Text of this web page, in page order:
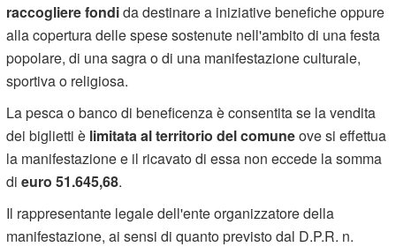
raccogliere fondida destinare a iniziative benefiche oppure
alla copertura delle spese sostenute nell'ambito di una festa
popolare, di una sagra o di una manifestazione culturale,
sportiva o religiosa.
La pesca o banco di beneficenza è consentita se la vendita
dei biglietti è limitata al territorio del comuneove si effettua
la manifestazione e il ricavato di essa non eccede la somma
dieuro 51.645,68.
Il rappresentante legale dell'ente organizzatore della
manifestazione, ai sensi di quanto previsto dal D.P.R. n.